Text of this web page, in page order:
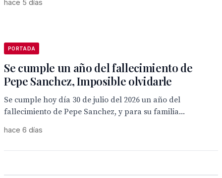
hace 5 días
PORTADA
Se cumple un año del fallecimiento de
Pepe Sanchez, Imposible olvidarle
Se cumple hoy día 30 de julio del 2026 un año del
fallecimiento de Pepe Sanchez, y para su familia...
hace 6 días